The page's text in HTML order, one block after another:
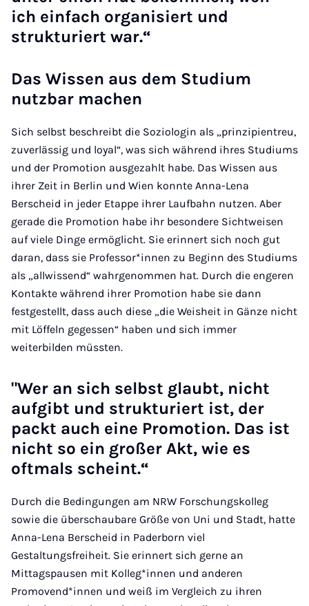
ich einfach organisiert und
strukturiert war.“
Das Wissen aus dem Studium
nutzbar machen
Sich selbst beschreibt die Soziologin als „prinzipientreu,
zuverlässig und loyal“, was sich während ihres Studiums
und der Promotion ausgezahlt habe. Das Wissen aus
ihrer Zeit in Berlin und Wien konnte Anna-Lena
Berscheid in jeder Etappe ihrer Laufbahn nutzen. Aber
gerade die Promotion habe ihr besondere Sichtweisen
auf viele Dinge ermöglicht. Sie erinnert sich noch gut
daran, dass sie Professor*innen zu Beginn des Studiums
als „allwissend“ wahrgenommen hat. Durch die engeren
Kontakte während ihrer Promotion habe sie dann
festgestellt, dass auch diese „die Weisheit in Gänze nicht
mit Löffeln gegessen“ haben und sich immer
weiterbilden müssten.
"Wer an sich selbst glaubt, nicht
aufgibt und strukturiert ist, der
packt auch eine Promotion. Das ist
nicht so ein großer Akt, wie es
oftmals scheint.“
Durch die Bedingungen am NRW Forschungskolleg
sowie die überschaubare Größe von Uni und Stadt, hatte
Anna-Lena Berscheid in Paderborn viel
Gestaltungsfreiheit. Sie erinnert sich gerne an
Mittagspausen mit Kolleg*innen und anderen
Promovend*innen und weiß im Vergleich zu ihren